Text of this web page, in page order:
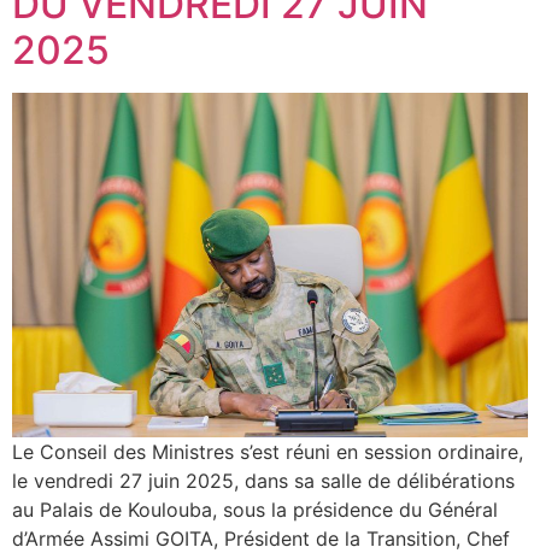
2025
Le Conseil des Ministres s’est réuni en session ordinaire,
le vendredi 27 juin 2025, dans sa salle de délibérations
au Palais de Koulouba, sous la présidence du Général
d’Armée Assimi GOITA, Président de la Transition, Chef